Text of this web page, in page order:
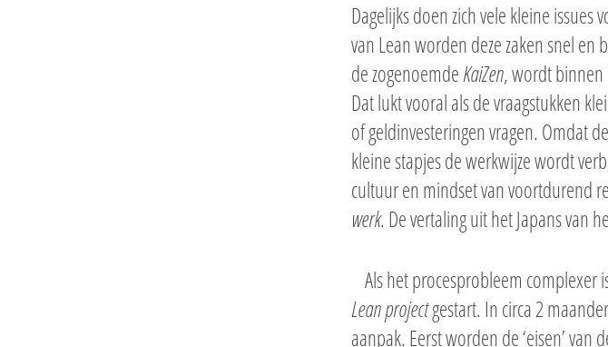
Dagelijks doen zich vele kleine
van Lean worden deze zaken snel
de zogenoemdeKaiZen, wordt binnen
Dat lukt vooral als de vraagstukken
of geldinvesteringen vragen. Omdat
kleine stapjes de werkwijze wordt
cultuur en mindset van voortdurend
werk. De vertaling uit het Japans van
Als het procesprobleem
Lean projectgestart. In circa 2
aanpak. Eerst worden de ‘eisen’ van